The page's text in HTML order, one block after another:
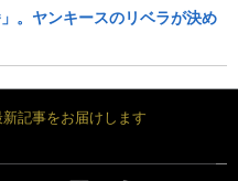
。ヤンキースのリベラが決め
記事をお届けします